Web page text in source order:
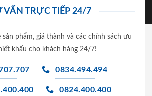
VẤN TRỰC TIẾP 24/7
phẩm, giá thành và các chính sách ưu
khấu cho khách hàng 24/7!
0834.494.494
0824.400.400